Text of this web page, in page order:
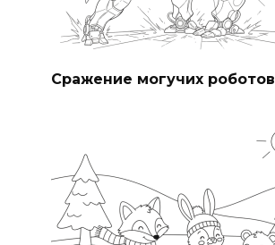
Сражение могучих роботов